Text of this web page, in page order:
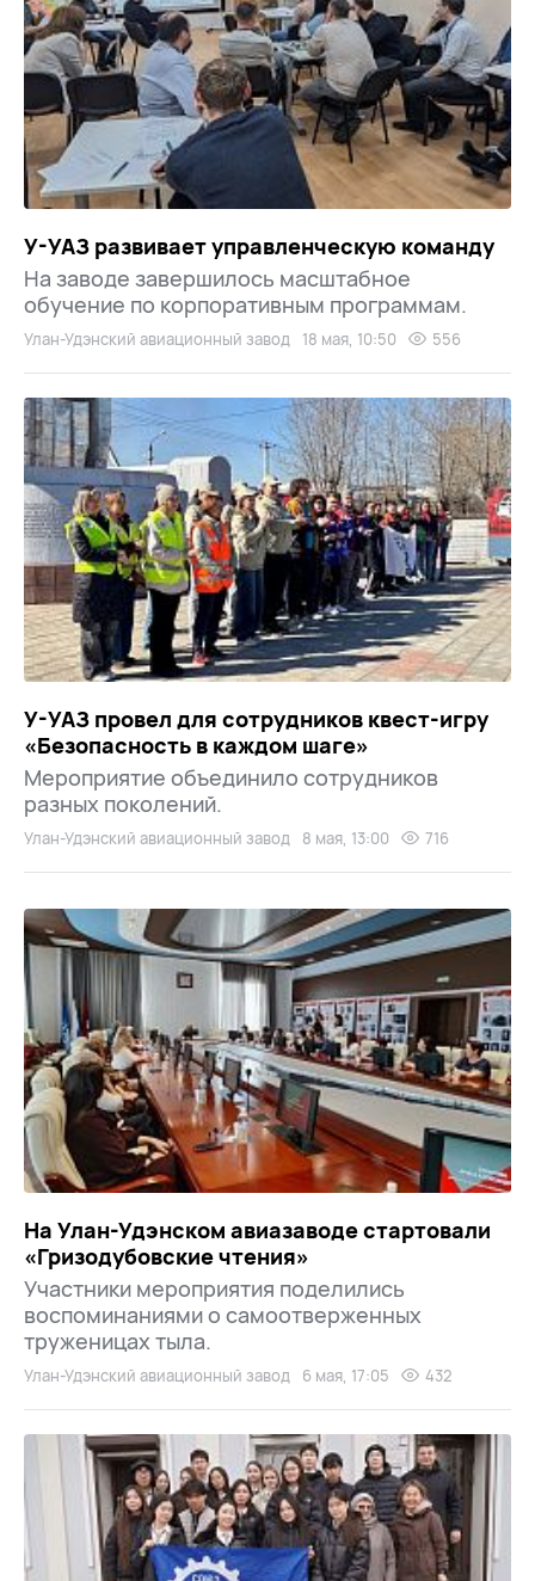
У-УАЗ развивает управленческую команду
На заводе завершилось масштабное
обучение по корпоративным программам.
Улан-Удэнский авиационный завод 18 мая, 10:50 556
У-УАЗ провел для сотрудников квест-игру
«Безопасность в каждом шаге»
Мероприятие объединило сотрудников
разных поколений.
Улан-Удэнский авиационный завод 8 мая, 13:00 716
На Улан-Удэнском авиазаводе стартовали
«Гризодубовские чтения»
Участники мероприятия поделились
воспоминаниями о самоотверженных
труженицах тыла.
Улан-Удэнский авиационный завод 6 мая, 17:05 432